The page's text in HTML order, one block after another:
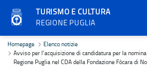
TURISMO E CULTURA
REGIONE PUGLIA
Avviso per l’acquisizione di candidatura
Homepage
Elenco notizie
Avviso per l’acquisizione di candidatura per la
Regione Puglia nel CDA della Fondazione Fòcara di